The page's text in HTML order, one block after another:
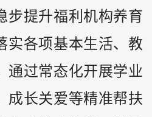
步提升福利机构养育
实各项基本生活、教
通过常态化开展学业
成长关爱等精准帮扶